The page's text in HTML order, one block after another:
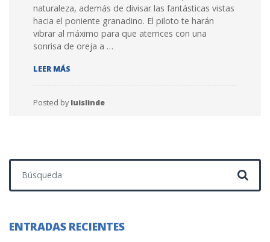
naturaleza, además de divisar las fantásticas vistas
hacia el poniente granadino. El piloto te harán
vibrar al máximo para que aterrices con una
sonrisa de oreja a …
LEER MÁS
Posted by luislinde
ENTRADAS RECIENTES